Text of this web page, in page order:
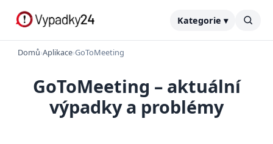
Kategorie ▾
Domů›Aplikace›GoToMeeting
GoToMeeting – aktuální
výpadky a problémy